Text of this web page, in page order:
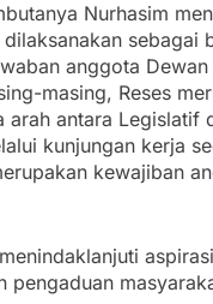
Nurhasim
dilaksanakan sebagai
anggota
masing, Reses
arah antara Legislatif
kunjungan kerja
kewajiban
aspirasi
pengaduan